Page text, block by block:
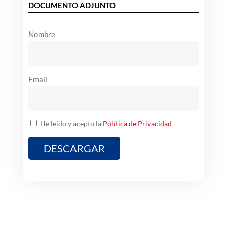
DOCUMENTO ADJUNTO
Nombre
Email
He leído y acepto la Política de Privacidad